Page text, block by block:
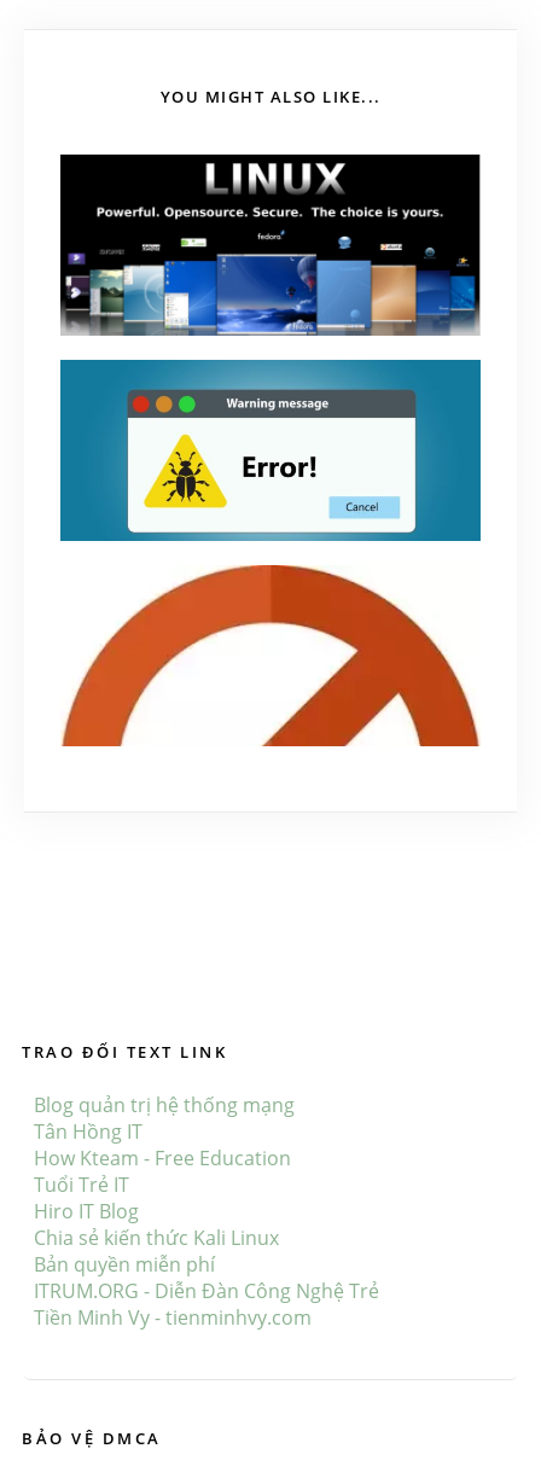
YOU MIGHT ALSO LIKE...
Long Term Support (LTS) là gì
June 18, 2018
Cách tự tìm và fix lỗi Linux trên Google
February 3, 2020
TRAO ĐỔI TEXT LINK
Blog quản trị hệ thống mạng
Tân Hồng IT
How Kteam - Free Education
Tuổi Trẻ IT
Hiro IT Blog
Chia sẻ kiến thức Kali Linux
Bản quyền miễn phí
ITRUM.ORG - Diễn Đàn Công Nghệ Trẻ
Tiền Minh Vy - tienminhvy.com
BẢO VỆ DMCA